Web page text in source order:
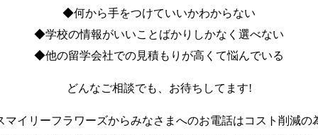
◆何から手をつけていいかわからない
◆学校の情報がいいことばかりしかなく選べない
◆他の留学会社での見積もりが高くて悩んでいる
どんなご相談でも、お待ちしてます!
イリーフラワーズからみなさまへのお電話はコスト削減の